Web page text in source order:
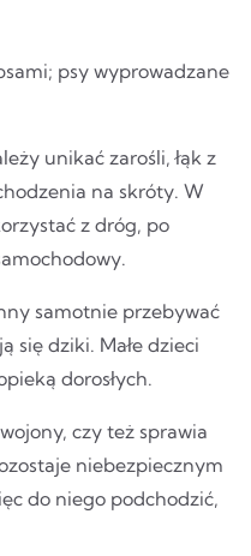
psy wyprowadzane
unikać zarośli, łąk z
na skróty. W
z dróg, po
samotnie przebywać
się dziki. Małe dzieci
dorosłych.
czy też sprawia
niebezpiecznym
do niego podchodzić,